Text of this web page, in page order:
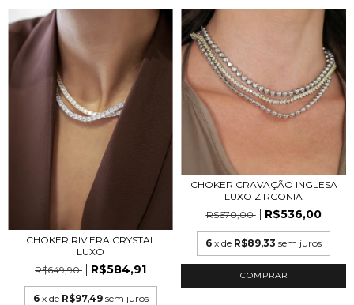
CHOKER RIVIERA CRYSTAL
LUXO
R$649,90
R$584,91
6 x de R$97,49 sem juros
CHOKER CRAVAÇÃO INGLESA
LUXO ZIRCONIA
R$670,00
R$536,00
6 x de R$89,33 sem juros